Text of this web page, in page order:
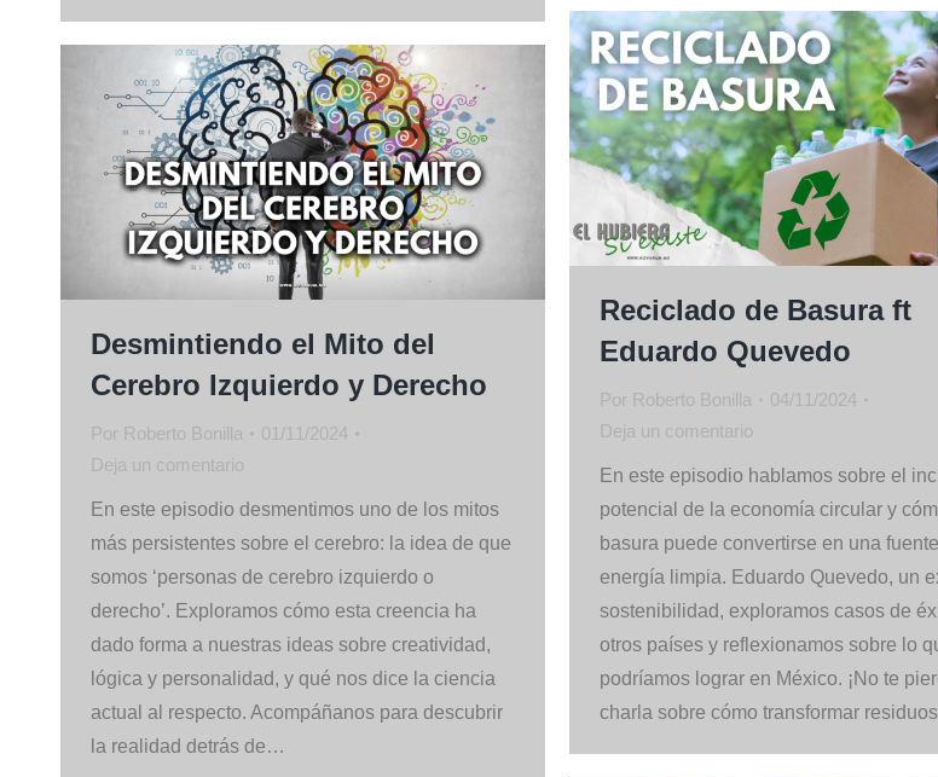
Reciclado de Basura ft
Eduardo Quevedo
Por Roberto Bonilla
04/11/2024
Deja un comentario
En este episodio hablamos sobre el
potencial de la economía circular y
basura puede convertirse en una
energía limpia. Eduardo Quevedo, un
sostenibilidad, exploramos casos de
otros países y reflexionamos sobre lo
podríamos lograr en México. ¡No te
charla sobre cómo transformar
Desmintiendo el Mito del
Cerebro Izquierdo y Derecho
Por Roberto Bonilla
01/11/2024
Deja un comentario
En este episodio desmentimos uno de los mitos
más persistentes sobre el cerebro: la idea de que
somos ‘personas de cerebro izquierdo o
derecho’. Exploramos cómo esta creencia ha
dado forma a nuestras ideas sobre creatividad,
lógica y personalidad, y qué nos dice la ciencia
actual al respecto. Acompáñanos para descubrir
la realidad detrás de…